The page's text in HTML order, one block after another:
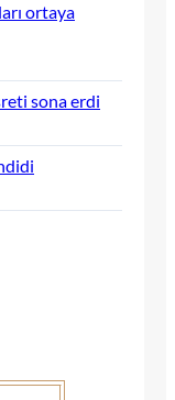
ortaya
sona erdi